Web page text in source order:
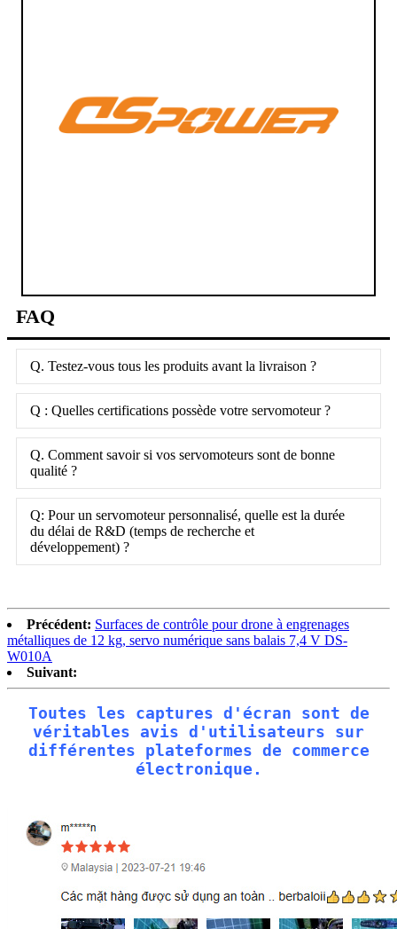
FAQ
Q. Testez-vous tous les produits avant la livraison ?
Q : Quelles certifications possède votre servomoteur ?
Q. Comment savoir si vos servomoteurs sont de bonne
qualité ?
Q: Pour un servomoteur personnalisé, quelle est la durée
du délai de R&D (temps de recherche et
développement) ?
Précédent: Surfaces de contrôle pour drone à engrenages
métalliques de 12 kg, servo numérique sans balais 7,4 V DS-
W010A
Suivant:
Toutes les captures d'écran sont de
véritables avis d'utilisateurs sur
différentes plateformes de commerce
électronique.